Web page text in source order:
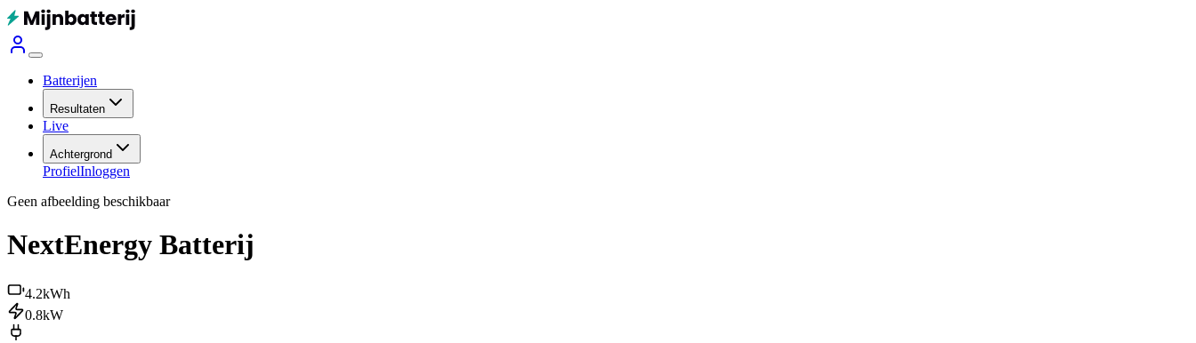
Batterijen
Resultaten
Live
Achtergrond
ProfielInloggen
Geen afbeelding beschikbaar
NextEnergy Batterij
4.2kWh
0.8kW